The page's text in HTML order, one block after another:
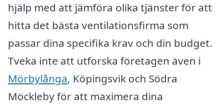
hjälp med att jämföra olika tjänster för att
hitta det bästa ventilationsfirma som
passar dina specifika krav och din budget.
Tveka inte att utforska företagen även i
Mörbylånga, Köpingsvik och Södra
Möckleby för att maximera dina